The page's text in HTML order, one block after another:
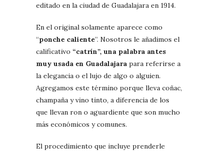
editado en la ciudad de Guadalajara en 1914.
En el original solamente aparece como
“ponche caliente”. Nosotros le añadimos el
calificativo “catrín”, una palabra antes
muy usada en Guadalajara para referirse a
la elegancia o el lujo de algo o alguien.
Agregamos este término porque lleva coñac,
champaña y vino tinto, a diferencia de los
que llevan ron o aguardiente que son mucho
más económicos y comunes.
El procedimiento que incluye prenderle